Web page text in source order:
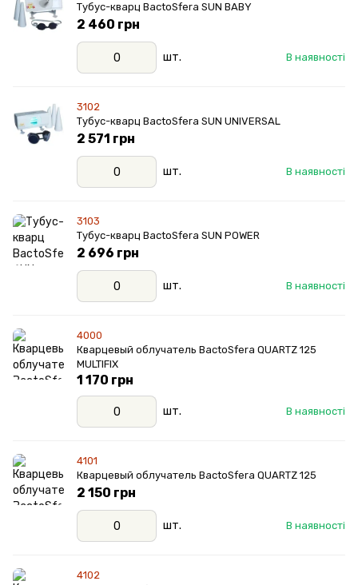
Тубус-кварц BactoSfera SUN BABY
В наявності
2 460 грн
шт.
3102
Тубус-кварц BactoSfera SUN UNIVERSAL
В наявності
2 571 грн
шт.
3103
Тубус-кварц BactoSfera SUN POWER
В наявності
2 696 грн
шт.
4000
Кварцевый облучатель BactoSfera QUARTZ 125
MULTIFIX
В наявності
1 170 грн
шт.
4101
Кварцевый облучатель BactoSfera QUARTZ 125
В наявності
2 150 грн
шт.
4102